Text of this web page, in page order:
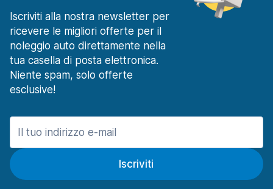
Iscriviti alla nostra newsletter per
ricevere le migliori offerte per il
noleggio auto direttamente nella
tua casella di posta elettronica.
Niente spam, solo offerte
esclusive!
Iscriviti